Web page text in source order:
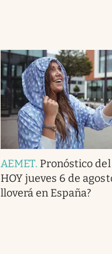
AEMET. Pronóstico
HOY jueves 6 de
lloverá en España?